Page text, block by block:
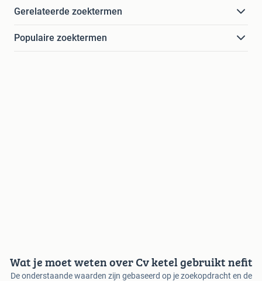
Gerelateerde zoektermen
Populaire zoektermen
Wat je moet weten over Cv ketel gebruikt nefit
De onderstaande waarden zijn gebaseerd op je zoekopdracht en de